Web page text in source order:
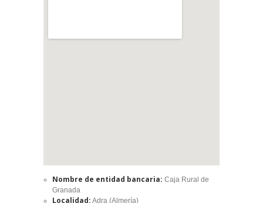
Nombre de entidad bancaria: Caja Rural de
Granada
Localidad: Adra (Almería)